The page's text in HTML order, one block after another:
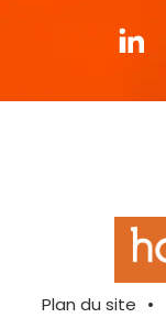
Plan du site